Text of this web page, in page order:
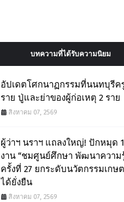
บทความที่ได้รับความนิยม
อัปเดตโศกนาฏกรรมที่นนทบุรีค
ราย ปู่และย่าของผู้ก่อเหตุ 2 ราย
สิงหาคม 07, 2569
ผู้ว่าฯ นราฯ แถลงใหญ่! ปักหมุด
งาน “ชมศูนย์ศึกษา พัฒนาความ
ครั้งที่ 27 ยกระดับนวัตกรรมเกษ
ได้ยั่งยืน
สิงหาคม 07, 2569